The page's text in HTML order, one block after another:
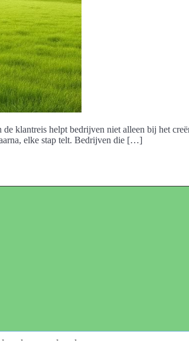
klantreis helpt bedrijven niet alleen bij het
elke stap telt. Bedrijven die […]